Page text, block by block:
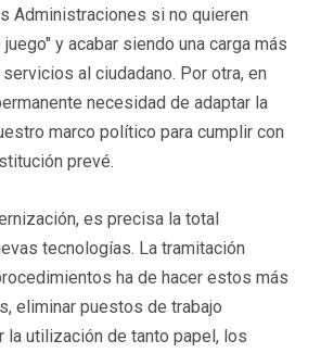
Administraciones si no quieren
y acabar siendo una carga más
al ciudadano. Por otra, en
necesidad de adaptar la
marco político para cumplir con
prevé.
es precisa la total
tecnologías. La tramitación
ha de hacer estos más
eliminar puestos de trabajo
la utilización de tanto papel, los